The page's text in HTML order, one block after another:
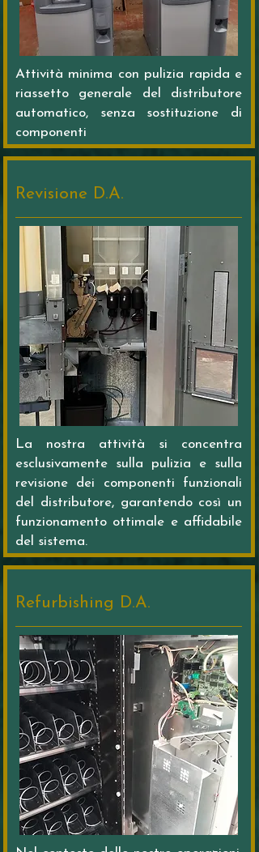
Attività minima con pulizia rapida e
riassetto generale del distributore
automatico, senza sostituzione di
componenti
Revisione D.A.
La nostra attività si concentra
esclusivamente sulla pulizia e sulla
revisione dei componenti funzionali
del distributore, garantendo così un
funzionamento ottimale e affidabile
del sistema.
Refurbishing D.A.